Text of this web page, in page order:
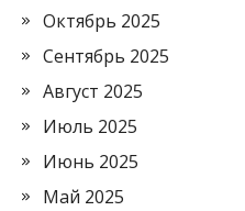
Октябрь 2025
Сентябрь 2025
Август 2025
Июль 2025
Июнь 2025
Май 2025